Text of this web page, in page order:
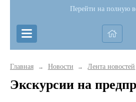
Перейти на полную
Главная → Новости → Лента новостей
Экскурсии на